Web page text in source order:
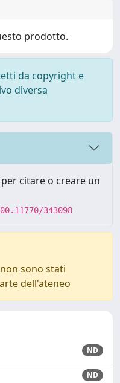
prodotto.
da copyright e
diversa
citare o creare un
343098
sono stati
dell'ateneo
ND
ND